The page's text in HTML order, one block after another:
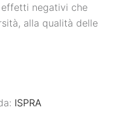
negativi che
alla qualità delle
ISPRA